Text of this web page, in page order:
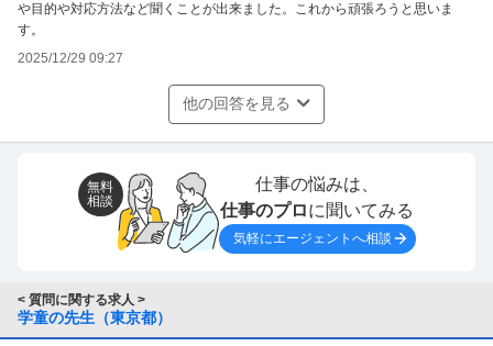
や目的や対応方法など聞くことが出来ました。これから頑張ろうと思いま
す。
2025/12/29 09:27
他の回答を見る
無料
相談
仕事の悩みは、
仕事のプロに聞いてみる
気軽にエージェントへ相談
< 質問に関する求人 >
学童の先生（東京都）